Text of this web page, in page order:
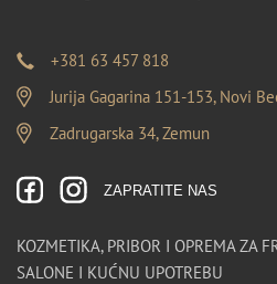
+381 63 457 818
Jurija Gagarina 151-153, Novi
Zadrugarska 34, Zemun
ZAPRATITE NAS
KOZMETIKA, PRIBOR I OPREMA ZA
SALONE I KUĆNU UPOTREBU